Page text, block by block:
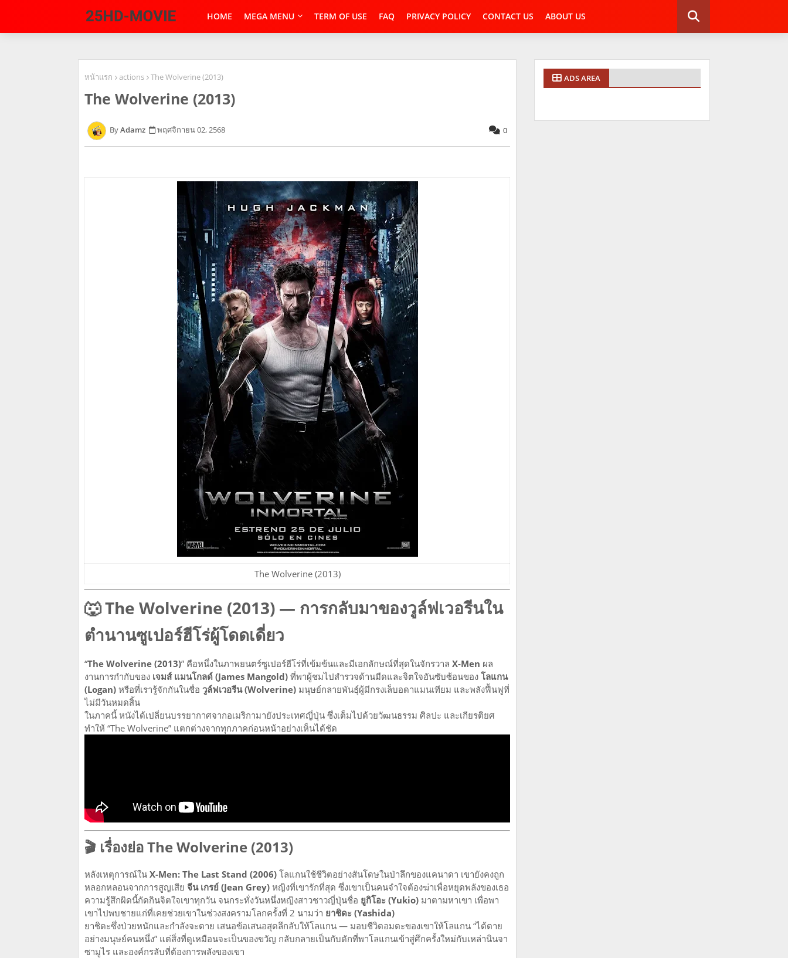
HOME MEGA MENU TERM OF USE FAQ PRIVACY POLICY CONTACT US ABOUT US
หน้าแรก actions The Wolverine (2013)
The Wolverine (2013)
Adamz พฤศจิกายน 02, 2568 0
The Wolverine (2013)
🐺 The Wolverine (2013) — การกลับมาของวูล์ฟเวอรีนใน
ตำนานซูเปอร์ฮีโร่ผู้โดดเดี่ยว
“The Wolverine (2013)” คือหนึ่งในภาพยนตร์ซูเปอร์ฮีโร่ที่เข้มข้นและมีเอกลักษณ์ที่สุดในจักรวาล X-Men ผล
งานการกำกับของ เจมส์ แมนโกลด์ (James Mangold) ที่พาผู้ชมไปสำรวจด้านมืดและจิตใจอันซับซ้อนของ โลแกน
(Logan) หรือที่เรารู้จักกันในชื่อ วูล์ฟเวอรีน (Wolverine) มนุษย์กลายพันธุ์ผู้มีกรงเล็บอดาแมนเทียม และพลังฟื้นฟูที่
ไม่มีวันหมดสิ้น
ในภาคนี้ หนังได้เปลี่ยนบรรยากาศจากอเมริกามายังประเทศญี่ปุ่น ซึ่งเต็มไปด้วยวัฒนธรรม ศิลปะ และเกียรติยศ
ทำให้ “The Wolverine” แตกต่างจากทุกภาคก่อนหน้าอย่างเห็นได้ชัด
🎬 เรื่องย่อ The Wolverine (2013)
หลังเหตุการณ์ใน X-Men: The Last Stand (2006) โลแกนใช้ชีวิตอย่างสันโดษในป่าลึกของแคนาดา เขายังคงถูก
หลอกหลอนจากการสูญเสีย จีน เกรย์ (Jean Grey) หญิงที่เขารักที่สุด ซึ่งเขาเป็นคนจำใจต้องฆ่าเพื่อหยุดพลังของเธอ
ความรู้สึกผิดนี้กัดกินจิตใจเขาทุกวัน จนกระทั่งวันหนึ่งหญิงสาวชาวญี่ปุ่นชื่อ ยูกิโอะ (Yukio) มาตามหาเขา เพื่อพา
เขาไปพบชายแก่ที่เคยช่วยเขาในช่วงสงครามโลกครั้งที่ 2 นามว่า ยาชิดะ (Yashida)
ยาชิดะซึ่งป่วยหนักและกำลังจะตาย เสนอข้อเสนอสุดลึกลับให้โลแกน — มอบชีวิตอมตะของเขาให้โลแกน “ได้ตาย
อย่างมนุษย์คนหนึ่ง” แต่สิ่งที่ดูเหมือนจะเป็นของขวัญ กลับกลายเป็นกับดักที่พาโลแกนเข้าสู่ศึกครั้งใหม่กับเหล่านินจา
ซามูไร และองค์กรลับที่ต้องการพลังของเขา
ADS AREA